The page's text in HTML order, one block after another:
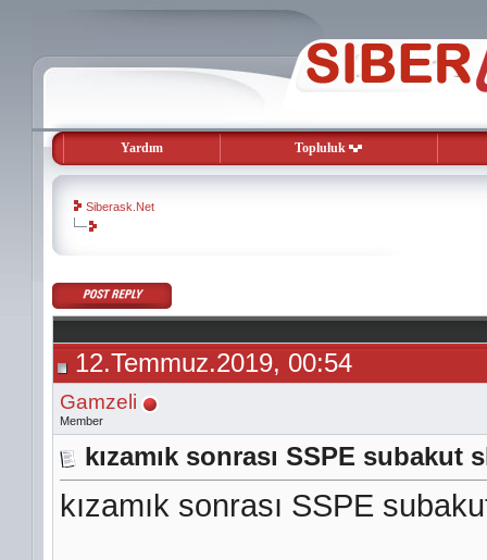
Yardım Topluluk
Siberask.Net
evooli
gaziantep
escort
gaziantep
escort12.Temmuz.2019, 00:54
Gamzeli
Member
kızamık sonrası SSPE
kızamık sonrası SSPE